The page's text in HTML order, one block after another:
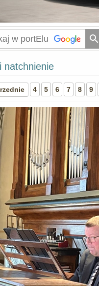
natchnienie
4 5 6 7 8 9